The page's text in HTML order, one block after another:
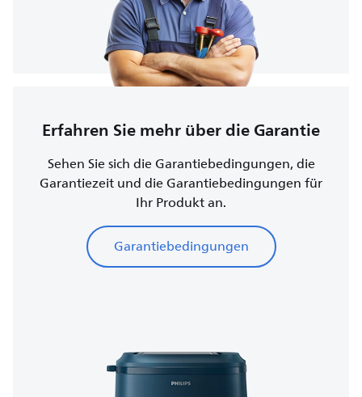
Erfahren Sie mehr über die Garantie
Sehen Sie sich die Garantiebedingungen, die
Garantiezeit und die Garantiebedingungen für
Ihr Produkt an.
Garantiebedingungen